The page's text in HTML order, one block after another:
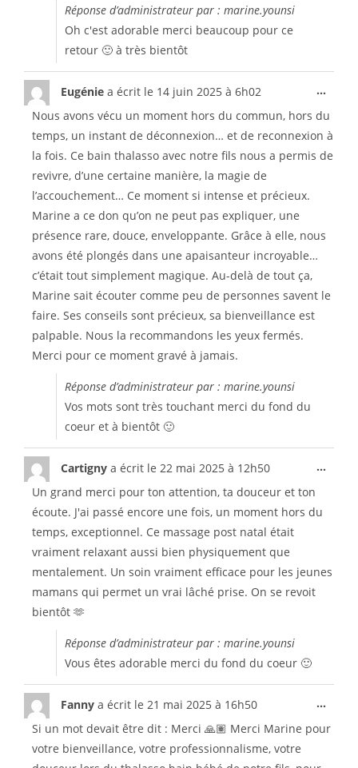
Réponse d’administrateur par : marine.younsi
Oh c'est adorable merci beaucoup pour ce
retour 🙂 à très bientôt
Eugénie a écrit le 14 juin 2025 à 6h02
Nous avons vécu un moment hors du commun, hors du
temps, un instant de déconnexion… et de reconnexion à
la fois. Ce bain thalasso avec notre fils nous a permis de
revivre, d’une certaine manière, la magie de
l’accouchement… Ce moment si intense et précieux.
Marine a ce don qu’on ne peut pas expliquer, une
présence rare, douce, enveloppante. Grâce à elle, nous
avons été plongés dans une apaisanteur incroyable…
c’était tout simplement magique. Au-delà de tout ça,
Marine sait écouter comme peu de personnes savent le
faire. Ses conseils sont précieux, sa bienveillance est
palpable. Nous la recommandons les yeux fermés.
Merci pour ce moment gravé à jamais.
Réponse d’administrateur par : marine.younsi
Vos mots sont très touchant merci du fond du
coeur et à bientôt 🙂
...
Cartigny a écrit le 22 mai 2025 à 12h50
Un grand merci pour ton attention, ta douceur et ton
écoute. J'ai passé encore une fois, un moment hors du
temps, exceptionnel. Ce massage post natal était
vraiment relaxant aussi bien physiquement que
mentalement. Un soin vraiment efficace pour les jeunes
mamans qui permet un vrai lâché prise. On se revoit
bientôt 🫶
Réponse d’administrateur par : marine.younsi
Vous êtes adorable merci du fond du coeur 🙂
...
Fanny a écrit le 21 mai 2025 à 16h50
Si un mot devait être dit : Merci 🙏🏽 Merci Marine pour
votre bienveillance, votre professionnalisme, votre
...